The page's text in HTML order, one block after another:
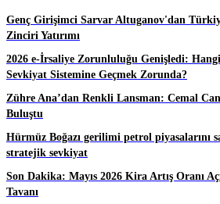
Genç Girişimci Sarvar Altuganov'dan
Zinciri Yatırımı
2026 e-İrsaliye Zorunluluğu Genişledi:
Sevkiyat Sistemine Geçmek Zorunda?
Zühre Ana’dan Renkli Lansman: Cemal
Buluştu
Hürmüz Boğazı gerilimi petrol piyasalarını
stratejik sevkiyat
Son Dakika: Mayıs 2026 Kira Artış Oranı
Tavanı